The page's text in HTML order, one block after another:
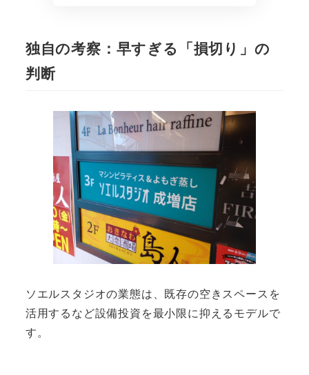
独自の考察：早すぎる「損切り」の
判断
ソエルスタジオの業態は、既存の空きスペースを
活用するなど設備投資を最小限に抑えるモデルで
す。